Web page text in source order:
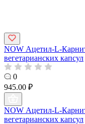
NOW Ацетил-L-
вегетарианских капсул
0
945.00 ₽
NOW Ацетил-L-
вегетарианских капсул